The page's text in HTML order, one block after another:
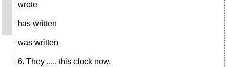
wrote
has written
was written
6. They ..... this clock now.